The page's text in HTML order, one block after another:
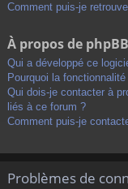
Comment puis-je
À propos de phpBB
Qui a développé ce
Pourquoi la
Qui dois-je contacter à
liés à ce forum ?
Comment puis-je
Problèmes de